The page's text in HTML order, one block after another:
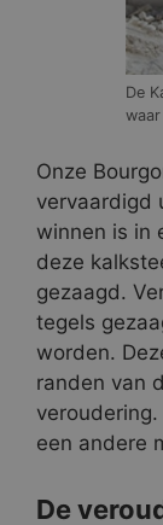
De
Onze
vervaardigd
winnen is in
deze
gezaagd.
tegels
worden.
randen van
een andere
De